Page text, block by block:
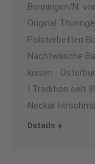
Benningen/N.
Original
Polsterbetten
Nachtwäsche
kissen
| Tradition seit
Neckar
Details